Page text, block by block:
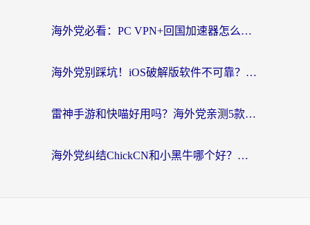
海外党必看：PC VPN+回国加速器怎么选？无缝访问国内资源全攻略
海外党别踩坑！iOS破解版软件不可靠？教你选对回国加速器无缝看国内资源
雷神手游和快喵好用吗？海外党亲测5款回国加速器，附斧牛Bling对比+微信视频号解决办法
海外党纠结ChickCN和小黑牛哪个好？一篇帮你选对回国加速器的实用指南